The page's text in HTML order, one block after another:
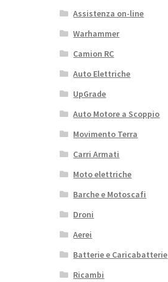
Assistenza on-line
Warhammer
Camion RC
Auto Elettriche
UpGrade
Auto Motore a Scoppio
Movimento Terra
Carri Armati
Moto elettriche
Barche e Motoscafi
Droni
Aerei
Batterie e Caricabatterie
Ricambi